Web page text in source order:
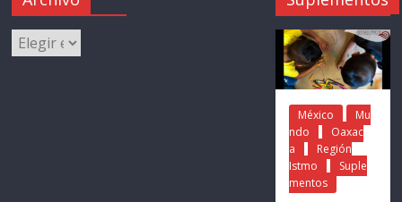
México
Mu
ndo
Oaxac
a
Región
Istmo
Suple
mentos